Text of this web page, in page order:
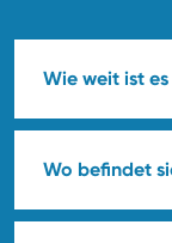
Wie weit ist es
Wo befindet